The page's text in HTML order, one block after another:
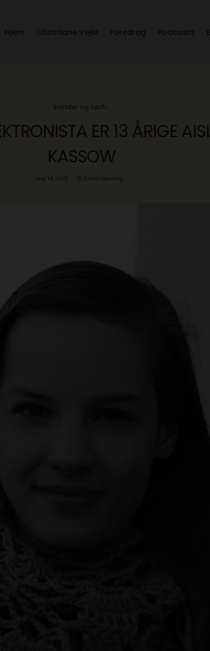
Hjem Christiane Vejlø Foredrag Podcasts
kvinder og tech
ER 13 ÅRIGE
KASSOW
maj 14, 2012 3 min læsning